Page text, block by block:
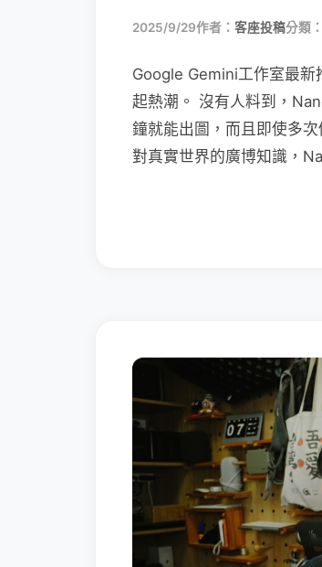
2025/9/29作者： 客座投稿分類：
Google Gemini工作室最
起熱潮。 沒有人料到，
鐘就能出圖，而且即使多
對真實世界的廣博知識，